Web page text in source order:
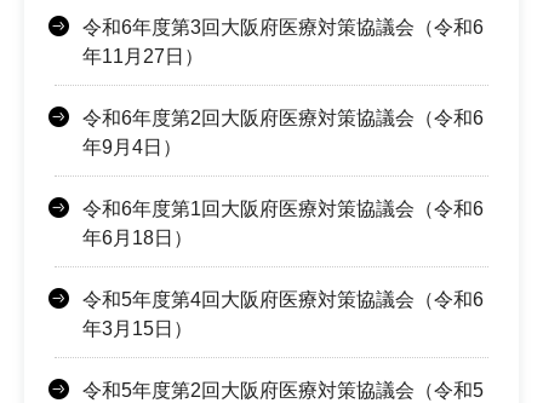
令和6年度第3回大阪府医療対策協議会（令和6
年11月27日）
令和6年度第2回大阪府医療対策協議会（令和6
年9月4日）
令和6年度第1回大阪府医療対策協議会（令和6
年6月18日）
令和5年度第4回大阪府医療対策協議会（令和6
年3月15日）
令和5年度第2回大阪府医療対策協議会（令和5